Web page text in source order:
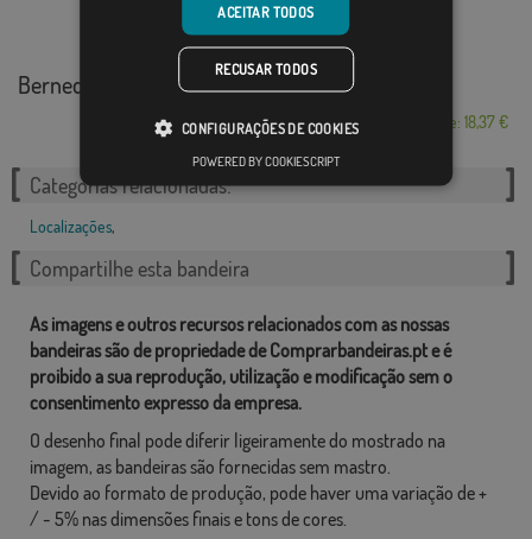
Bernedo
Desde: 18,37 €
Categorias relacionadas:
Localizações,
Compartilhe esta bandeira
As imagens e outros recursos relacionados com as nossas
bandeiras são de propriedade de Comprarbandeiras.pt e é
proibido a sua reprodução, utilização e modificação sem o
consentimento expresso da empresa.
O desenho final pode diferir ligeiramente do mostrado na
imagem, as bandeiras são fornecidas sem mastro.
Devido ao formato de produção, pode haver uma variação de +
/ - 5% nas dimensões finais e tons de cores.
ACEITAR TODOS
RECUSAR TODOS
CONFIGURAÇÕES DE COOKIES
POWERED BY COOKIESCRIPT